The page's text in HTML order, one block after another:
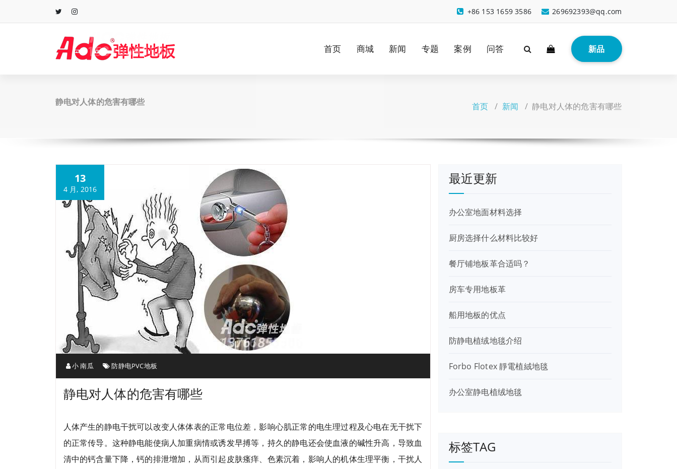
269692393@qq.com
+86 153 1659 3586
首页 商城 新闻 专题 案例 问答 新品
静电对人体的危害有哪些 首页 / 新闻 /静电对人体的危害有哪些
13
4 月, 2016
小 南瓜 防静电PVC地板
静电对人体的危害有哪些
人体产生的静电干扰可以改变人体体表的正常电位差，影响心肌正常的电生理过程及心电在无干扰下
的正常传导。这种静电能使病人加重病情或诱发早搏等，持久的静电还会使血液的碱性升高，导致血
清中的钙含量下降，钙的排泄增加，从而引起皮肤瘙痒、色素沉着，影响人的机体生理平衡，干扰人
最近更新
办公室地面材料选择
厨房选择什么材料比较好
餐厅铺地板革合适吗？
房车专用地板革
船用地板的优点
防静电植绒地毯介绍
Forbo Flotex 靜電植絨地毯
办公室静电植绒地毯
标签TAG